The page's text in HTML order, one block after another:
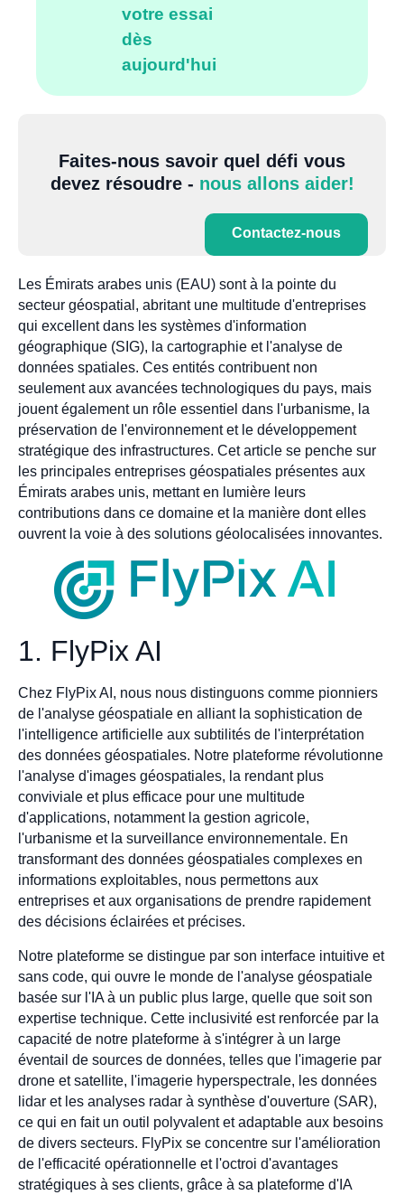
votre essai
dès
aujourd'hui
Faites-nous savoir quel défi vous
devez résoudre - nous allons aider!
Contactez-nous
Les Émirats arabes unis (EAU) sont à la pointe du
secteur géospatial, abritant une multitude d'entreprises
qui excellent dans les systèmes d'information
géographique (SIG), la cartographie et l'analyse de
données spatiales. Ces entités contribuent non
seulement aux avancées technologiques du pays, mais
jouent également un rôle essentiel dans l'urbanisme, la
préservation de l'environnement et le développement
stratégique des infrastructures. Cet article se penche sur
les principales entreprises géospatiales présentes aux
Émirats arabes unis, mettant en lumière leurs
contributions dans ce domaine et la manière dont elles
ouvrent la voie à des solutions géolocalisées innovantes.
1. FlyPix AI
Chez FlyPix AI, nous nous distinguons comme pionniers
de l'analyse géospatiale en alliant la sophistication de
l'intelligence artificielle aux subtilités de l'interprétation
des données géospatiales. Notre plateforme révolutionne
l'analyse d'images géospatiales, la rendant plus
conviviale et plus efficace pour une multitude
d'applications, notamment la gestion agricole,
l'urbanisme et la surveillance environnementale. En
transformant des données géospatiales complexes en
informations exploitables, nous permettons aux
entreprises et aux organisations de prendre rapidement
des décisions éclairées et précises.
Notre plateforme se distingue par son interface intuitive et
sans code, qui ouvre le monde de l'analyse géospatiale
basée sur l'IA à un public plus large, quelle que soit son
expertise technique. Cette inclusivité est renforcée par la
capacité de notre plateforme à s'intégrer à un large
éventail de sources de données, telles que l'imagerie par
drone et satellite, l'imagerie hyperspectrale, les données
lidar et les analyses radar à synthèse d'ouverture (SAR),
ce qui en fait un outil polyvalent et adaptable aux besoins
de divers secteurs. FlyPix se concentre sur l'amélioration
de l'efficacité opérationnelle et l'octroi d'avantages
stratégiques à ses clients, grâce à sa plateforme d'IA